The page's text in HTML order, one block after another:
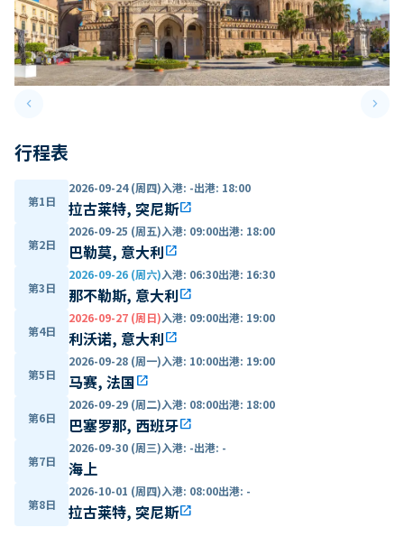
keyboard_arrow_leftPrevious slide keyboard_arrow_right
行程表
第1日
2026-09-24 (周四)入港: -出港: 18:00
拉古莱特, 突尼斯open_in_new
第2日
2026-09-25 (周五)入港: 09:00出港: 18:00
巴勒莫, 意大利open_in_new
第3日
2026-09-26 (周六)入港: 06:30出港: 16:30
那不勒斯, 意大利open_in_new
第4日
2026-09-27 (周日)入港: 09:00出港: 19:00
利沃诺, 意大利open_in_new
第5日
2026-09-28 (周一)入港: 10:00出港: 19:00
马赛, 法国open_in_new
第6日
2026-09-29 (周二)入港: 08:00出港: 18:00
巴塞罗那, 西班牙open_in_new
第7日
2026-09-30 (周三)入港: -出港: -
海上
第8日
2026-10-01 (周四)入港: 08:00出港: -
拉古莱特, 突尼斯open_in_new